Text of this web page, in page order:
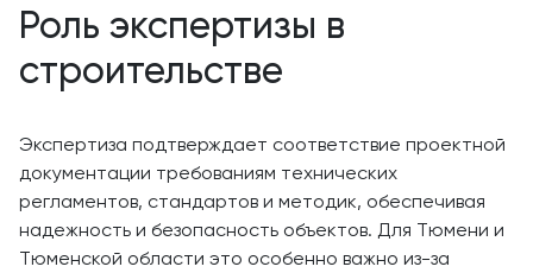
Роль экспертизы в
строительстве
Экспертиза подтверждает соответствие проектной
документации требованиям технических
регламентов, стандартов и методик, обеспечивая
надежность и безопасность объектов. Для Тюмени и
Тюменской области это особенно важно из-за